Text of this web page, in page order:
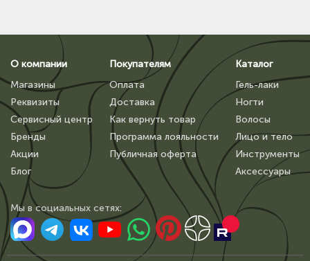
О компании
Магазины
Реквизиты
Сервисный центр
Бренды
Акции
Блог
Покупателям
Оплата
Доставка
Как вернуть товар
Программа лояльности
Публичная оферта
Каталог
Гель-лаки
Ногти
Волосы
Лицо и тело
Инструменты
Аксессуары
Мы в сoциальных сетях: